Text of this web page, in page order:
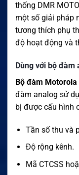
thống DMR
một số giải pháp
tương thích phụ
độ hoạt động và
Dùng với bộ đàm
Bộ đàm Motorola
đàm analog sử
bị được cấu hình
Tần số thu và
Độ rộng kênh.
Mã CTCSS